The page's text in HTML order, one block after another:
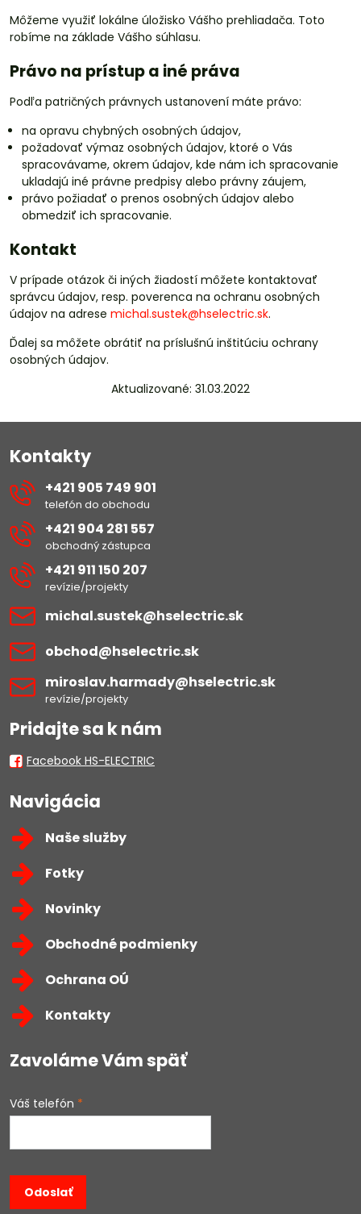
Môžeme využiť lokálne úložisko Vášho prehliadača. Toto
robíme na základe Vášho súhlasu.
Právo na prístup a iné práva
Podľa patričných právnych ustanovení máte právo:
na opravu chybných osobných údajov,
požadovať výmaz osobných údajov, ktoré o Vás
spracovávame, okrem údajov, kde nám ich spracovanie
ukladajú iné právne predpisy alebo právny záujem,
právo požiadať o prenos osobných údajov alebo
obmedziť ich spracovanie.
Kontakt
V prípade otázok či iných žiadostí môžete kontaktovať
správcu údajov, resp. poverenca na ochranu osobných
údajov na adrese michal.sustek@hselectric.sk.
Ďalej sa môžete obrátiť na príslušnú inštitúciu ochrany
osobných údajov.
Aktualizované: 31.03.2022
Kontakty
+421 905 749 901
telefón do obchodu
+421 904 281 557
obchodný zástupca
+421 911 150 207
revízie/projekty
michal​.sustek​@hselectric​.sk
obchod​@hselectric​.sk
miroslav​.harmady​@hselectric​.sk
revízie/projekty
Pridajte sa k nám
Facebook HS-ELECTRIC
Navigácia
Naše služby
Fotky
Novinky
Obchodné podmienky
Ochrana OÚ
Kontakty
Zavoláme Vám späť
Váš telefón *
Odoslať